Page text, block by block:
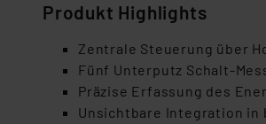
Produkt Highlights
Zentrale Steuerung über
Fünf Unterputz
Präzise Erfassung des
Unsichtbare Integration